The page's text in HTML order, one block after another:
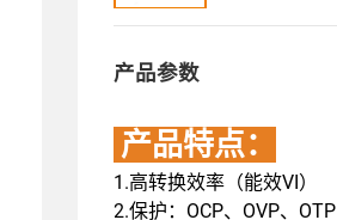
产品参数
产品特点：
1.高转换效率（能效VI）
2.保护：OCP、OVP、OTP